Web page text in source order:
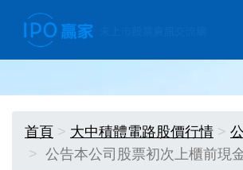
首頁 大中積體電路股價行情
公告本公司股票初次上櫃前現